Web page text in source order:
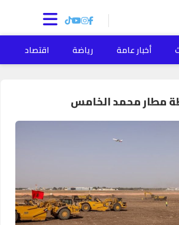
أخبار عامة رياضة اقتصاد
مطار محمد الخامس